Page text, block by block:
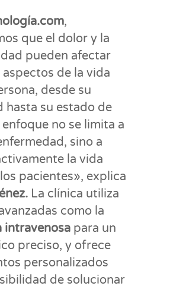
,
que el dolor y la
pueden afectar
de la vida
desde su
hasta su estado de
enfoque no se limita a
sino a
la vida
pacientes», explica
La clínica utiliza
como la
intravenosa para un
preciso, y ofrece
personalizados
de solucionar